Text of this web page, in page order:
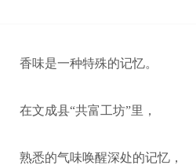
香味是一种特殊的记忆。
在文成县“共富工坊”里，
熟悉的气味唤醒深处的记忆，